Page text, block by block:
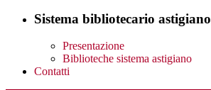
Sistema bibliotecario astigiano
Presentazione
Biblioteche sistema astigiano
Contatti